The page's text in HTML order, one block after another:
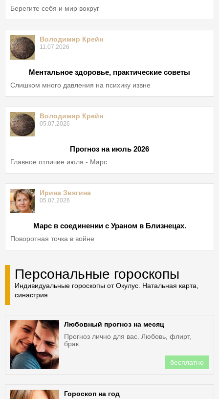
Берегите себя и мир вокруг
Володимир Крейн
11.07.2026
Ментальное здоровье, практические советы
Слишком много давления на психику извне
Володимир Крейн
05.07.2026
Прогноз на июль 2026
Главное отличие июля - Марс
Ирина Звягина
05.07.2026
Марс в соединении с Ураном в Близнецах.
Поворотная точка в войне
Персональные гороскопы
Индивидуальные гороскопы от Окулус. Натальная карта,
синастрия
Любовный прогноз на месяц
Прогноз лично для вас. Любовь, флирт,
брак.
бесплатно
Гороскоп на год